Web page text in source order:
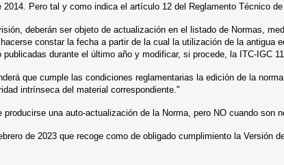
Pero tal y como indica el artículo 12 del Reglamento Técnico
deberán ser objeto de actualización en el listado de Normas,
constar la fecha a partir de la cual la utilización de la
durante el último año y modificar, si procede, la ITC-IGC 11.
que cumple las condiciones reglamentarias la edición de la
intrínseca del material correspondiente."
una auto-actualización de la Norma, pero NO cuando
de 2023 que recoge como de obligado cumplimiento la